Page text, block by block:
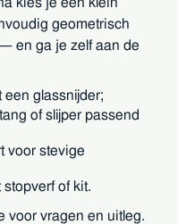
geometrisch
en ga je zelf aan de
een glassnijder;
of slijper passend
voor stevige
of kit.
voor vragen en uitleg.